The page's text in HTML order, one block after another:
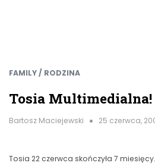
FAMILY / RODZINA
Tosia Multimedialna!
Bartosz Maciejewski 25 czerwca,
Tosia 22 czerwca skończyła 7